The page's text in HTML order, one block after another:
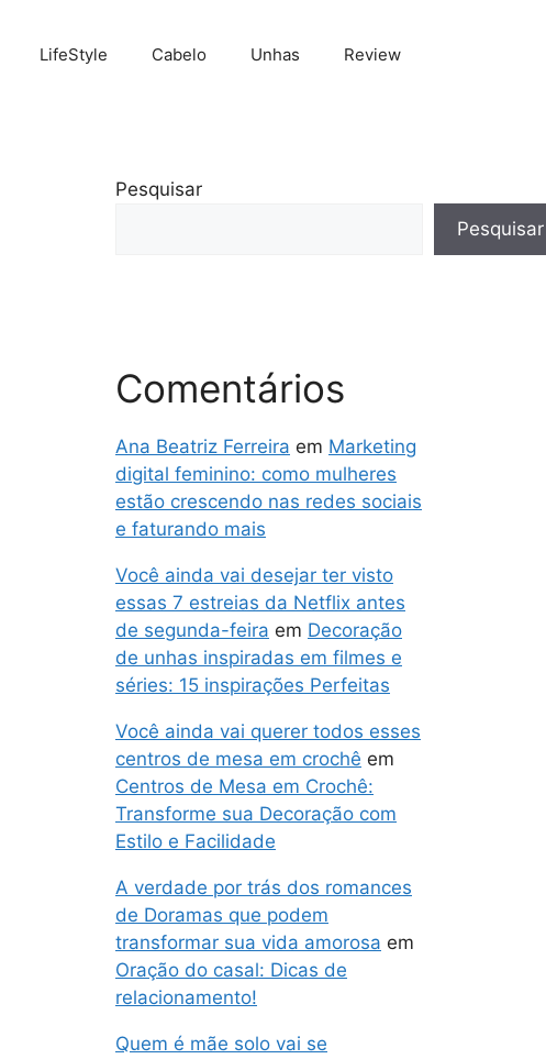
LifeStyle Cabelo Unhas Review
Pesquisar
Pesquisar
Comentários
Ana Beatriz Ferreira em Marketing
digital feminino: como mulheres
estão crescendo nas redes sociais
e faturando mais
Você ainda vai desejar ter visto
essas 7 estreias da Netflix antes
de segunda-feira em Decoração
de unhas inspiradas em filmes e
séries: 15 inspirações Perfeitas
Você ainda vai querer todos esses
centros de mesa em crochê em
Centros de Mesa em Crochê:
Transforme sua Decoração com
Estilo e Facilidade
A verdade por trás dos romances
de Doramas que podem
transformar sua vida amorosa em
Oração do casal: Dicas de
relacionamento!
Quem é mãe solo vai se